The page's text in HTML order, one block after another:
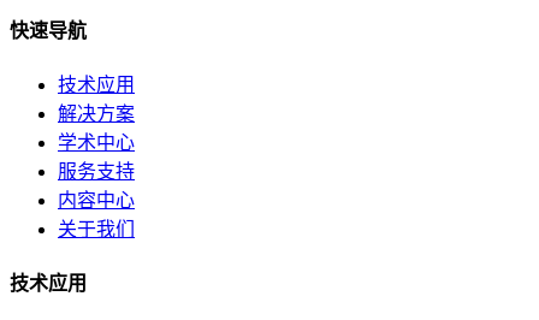
快速导航
技术应用
解决方案
学术中心
服务支持
内容中心
关于我们
技术应用